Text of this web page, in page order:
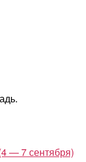
— 7 сентября)